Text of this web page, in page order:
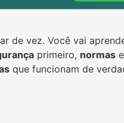
de vez. Você vai
primeiro, normas
que funcionam de